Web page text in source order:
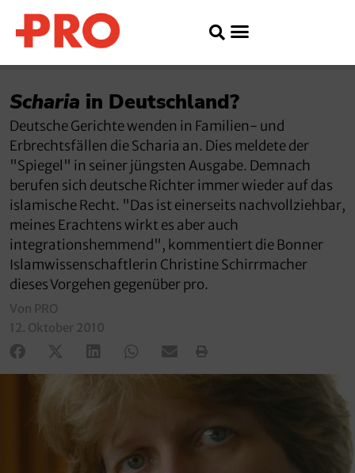
Scharia in Deutschland?
Deutsche Gerichte wenden in Familien- und
Erbrechtsfällen die Scharia an. Dies meldete der
"Spiegel" in seiner jüngsten Ausgabe. Demnach
berufen sich deutsche Richter immer wieder auf das
islamische Recht. "Das ist einerseits nachvollziehbar,
meines Erachtens wirkt es aber auch
integrationshemmend", kommentiert die Bonner
Islamwissenschaftlerin Christine Schirrmacher
dieses Vorgehen gegenüber pro.
Von PRO
12. Oktober 2010